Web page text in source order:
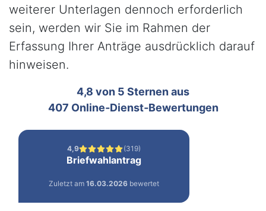
weiterer Unterlagen dennoch erforderlich
sein, werden wir Sie im Rahmen der
Erfassung Ihrer Anträge ausdrücklich darauf
hinweisen.